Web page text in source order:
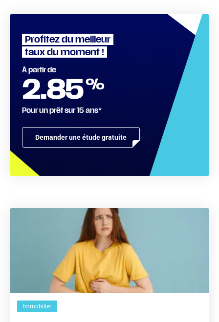
Profitez du meilleur
taux du moment !
Demander une étude gratuite
À partir de
2.85%
Pour un prêt sur 15 ans*
Immobilier